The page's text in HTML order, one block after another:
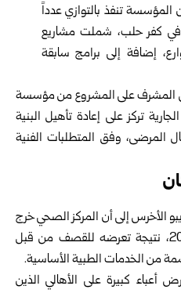
المؤسسة تنفذ بالتوازي عدداً
في كفر حلب، شملت مشاريع
إضافة إلى برامج سابقة
المشرف على المشروع من مؤسسة
تركز على إعادة تأهيل البنية
المرضى، وفق المتطلبات الفنية
الأخرس إلى أن المركز الصحي خرج
عن الخدمة بشكل كامل عام 2020، نتيجة تعرضه للقصف من قبل
أعباء كبيرة على الأهالي الذين